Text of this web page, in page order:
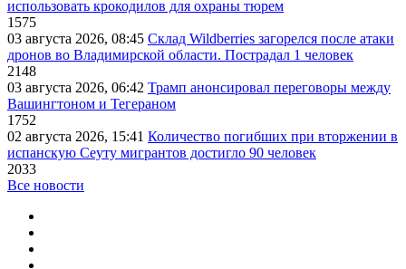
использовать крокодилов для охраны тюрем
1575
03 августа 2026, 08:45 Склад Wildberries загорелся после атаки
дронов во Владимирской области. Пострадал 1 человек
2148
03 августа 2026, 06:42 Трамп анонсировал переговоры между
Вашингтоном и Тегераном
1752
02 августа 2026, 15:41 Количество погибших при вторжении в
испанскую Сеуту мигрантов достигло 90 человек
2033
Все новости